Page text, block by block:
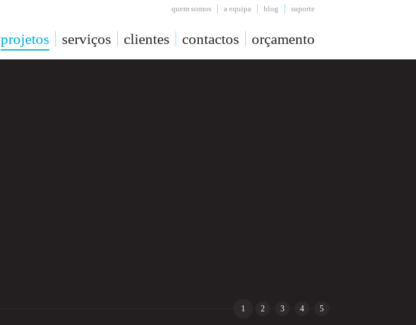
quem somos a equipa blog suporte
projetos serviços clientes contactos orçamento
1 2 3 4 5